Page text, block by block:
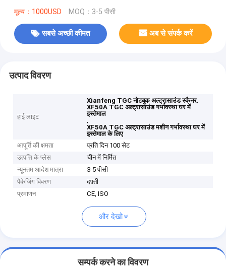
मूल्य：1000USD MOQ：3-5 पीसी
सबसे अच्छी कीमत अब से संपर्क करें
उत्पाद विवरण
हाई लाइट
Xianfeng TGC नोटबुक अल्ट्रासाउंड स्कैनर,
XF50A TGC अल्ट्रासाउंड गर्भावस्था घर में
इस्तेमाल
,
XF50A TGC अल्ट्रासाउंड मशीन गर्भावस्था घर में
इस्तेमाल के लिए
आपूर्ति की क्षमता
प्रति दिन 100 सेट
उत्पत्ति के प्लेस
चीन में निर्मित
न्यूनतम आदेश मात्रा
3-5 पीसी
पैकेजिंग विवरण
दफ़्ती
प्रमाणन
CE, ISO
और देखो
सम्पर्क करने का विवरण